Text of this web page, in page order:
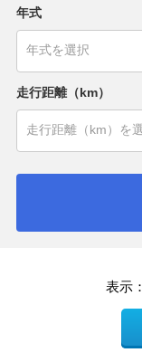
年式
走行距離（km）
表示：